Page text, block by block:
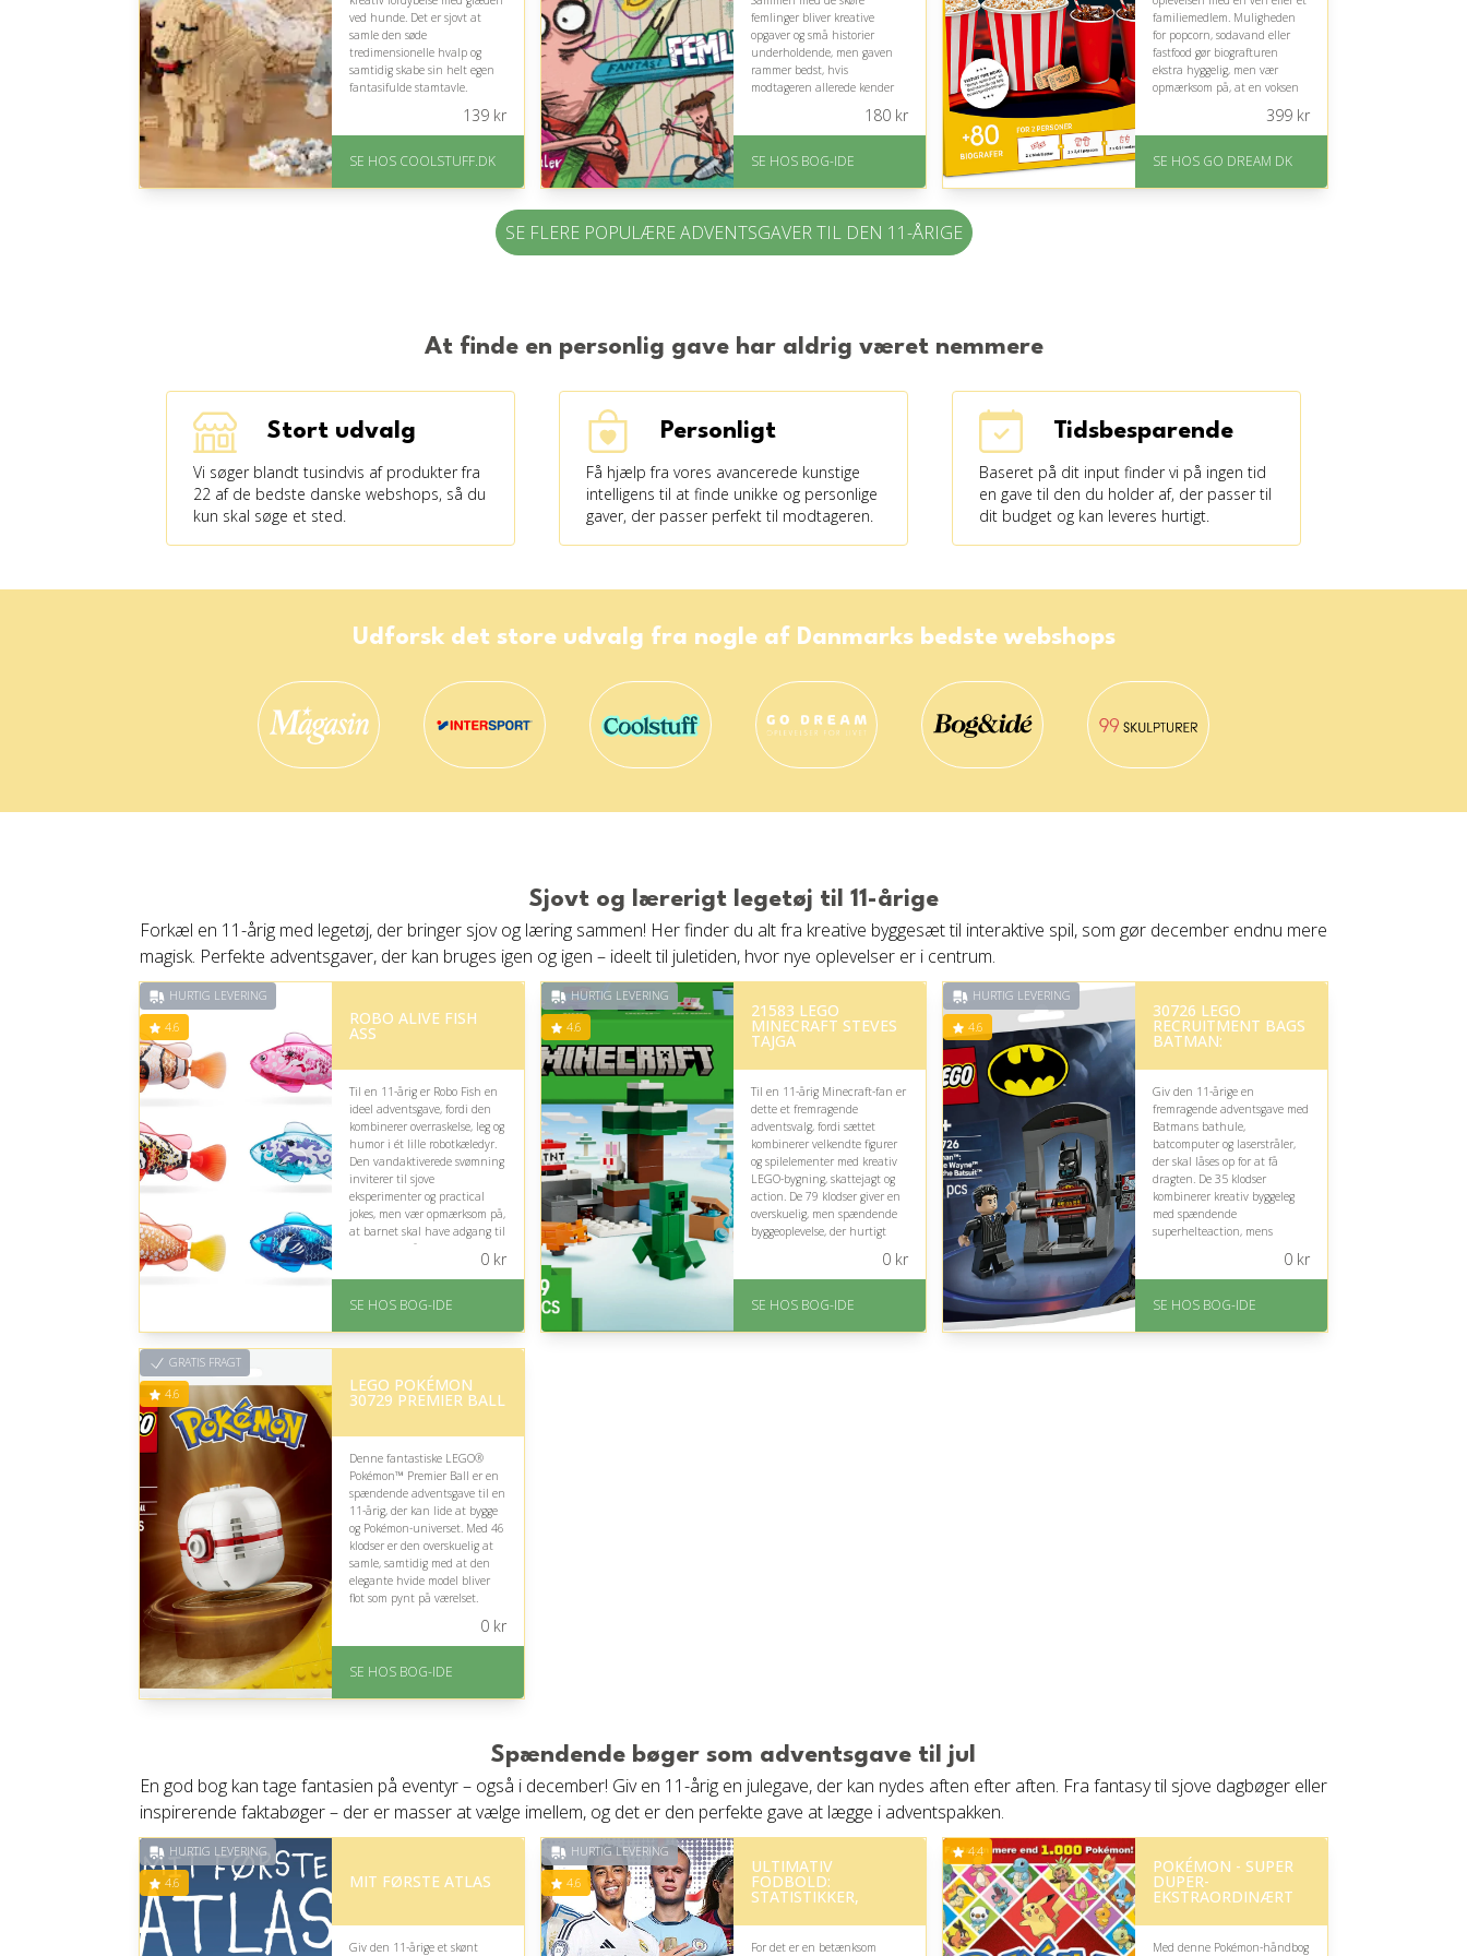
ved hunde. Det er sjovt at
samle den søde
tredimensionelle hvalp og
samtidig skabe sin helt egen
fantasifulde stamtavle.
leveringstid er 1-3 hverdage.
139kr
SE HOS COOLSTUFF.DK
femlinger bliver kreative
opgaver og små historier
underholdende, men gaven
rammer bedst, hvis
modtageren allerede kender
På lager
Levering: 1-3 hverdage -
Fremragende Trustpilot
rating på 4.6 ud af 5
180kr
SE HOS BOG-IDE
familiemedlem. Muligheden
for popcorn, sodavand eller
fastfood gør biografturen
ekstra hyggelig, men vær
opmærksom på, at en voksen
På lager
399kr
SE HOS GO DREAM DK
SE FLERE POPULÆRE ADVENTSGAVER TIL DEN 11-ÅRIGE
At finde en personlig gave har aldrig været nemmere
Stort udvalg
Vi søger blandt tusindvis af produkter fra
22 af de bedste danske webshops, så du
kun skal søge et sted.
Personligt
Få hjælp fra vores avancerede kunstige
intelligens til at finde unikke og personlige
gaver, der passer perfekt til modtageren.
Tidsbesparende
Baseret på dit input finder vi på ingen tid
en gave til den du holder af, der passer til
dit budget og kan leveres hurtigt.
Udforsk det store udvalg fra nogle af Danmarks bedste webshops
Sjovt og lærerigt legetøj til 11-årige
Forkæl en 11-årig med legetøj, der bringer sjov og læring sammen! Her finder du alt fra kreative byggesæt til interaktive spil, som gør december endnu mere
magisk. Perfekte adventsgaver, der kan bruges igen og igen – ideelt til juletiden, hvor nye oplevelser er i centrum.
HURTIG LEVERING
4.6 ROBO ALIVE FISH
ASS
Til en 11-årig er Robo Fish en
ideel adventsgave, fordi den
kombinerer overraskelse, leg og
humor i ét lille robotkæledyr.
Den vandaktiverede svømning
inviterer til sjove
eksperimenter og practical
jokes, men vær opmærksom på,
at barnet skal have adgang til
vand for at få fuldt udbytte.
På lager
Levering: 1-3 hverdage -
rating på 4.6 ud af 5
0kr
SE HOS BOG-IDE
HURTIG LEVERING
4.6
21583 LEGO
MINECRAFT STEVES
TAJGA
Til en 11-årig Minecraft-fan er
dette et fremragende
adventsvalg, fordi sættet
kombinerer velkendte figurer
og spilelementer med kreativ
LEGO-bygning, skattejagt og
action. De 79 klodser giver en
overskuelig, men spændende
byggeoplevelse, der hurtigt
På lager
Levering: 1-3 hverdage -
0kr
SE HOS BOG-IDE
HURTIG LEVERING
4.6
30726 LEGO
RECRUITMENT BAGS
BATMAN:
Giv den 11-årige en
fremragende adventsgave med
Batmans bathule,
batcomputer og laserstråler,
der skal låses op for at få
dragten. De 35 klodser
kombinerer kreativ byggeleg
med spændende
superhelteaction, mens
udfordring og underholdning.
På lager
0kr
SE HOS BOG-IDE
GRATIS FRAGT
4.6 LEGO POKÉMON
30729 PREMIER BALL
Denne fantastiske LEGO®
Pokémon™ Premier Ball er en
spændende adventsgave til en
11-årig, der kan lide at bygge
og Pokémon-universet. Med 46
klodser er den overskuelig at
samle, samtidig med at den
elegante hvide model bliver
flot som pynt på værelset.
Gratis fragt
0kr
SE HOS BOG-IDE
Spændende bøger som adventsgave til jul
En god bog kan tage fantasien på eventyr – også i december! Giv en 11-årig en julegave, der kan nydes aften efter aften. Fra fantasy til sjove dagbøger eller
inspirerende faktabøger – der er masser at vælge imellem, og det er den perfekte gave at lægge i adventspakken.
HURTIG LEVERING
4.6 MIT FØRSTE ATLAS
Giv den 11-årige et skønt
HURTIG LEVERING
4.6
ULTIMATIV
FODBOLD:
STATISTIKKER,
For det er en betænksom
4.4
POKÉMON - SUPER
DUPER-
EKSTRAORDINÆRT
Med denne Pokémon-håndbog